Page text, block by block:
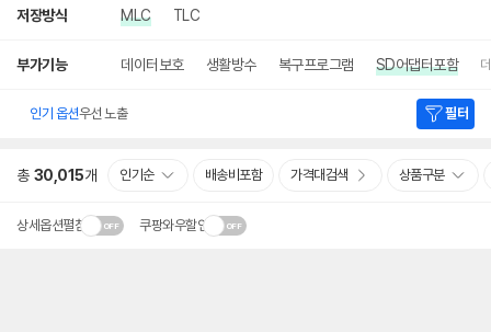
저장방식 MLC TLC
부가기능 데이터보호 생활방수 복구프로그램 SD어댑터포함
인기 옵션우선 노출 필터
총 30,015개 인기순 배송비포함 가격대검색 상품구분
상세옵션펼침 쿠팡와우할인